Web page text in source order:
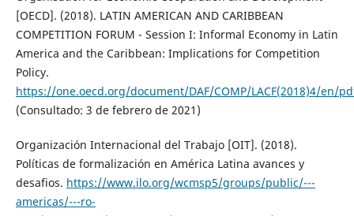
[OECD]. (2018). LATIN AMERICAN AND CARIBBEAN
COMPETITION FORUM - Session I: Informal Economy in Latin
America and the Caribbean: Implications for Competition
Policy.
https://one.oecd.org/document/DAF/COMP/LACF(2018)4/en/
(Consultado: 3 de febrero de 2021)
Organización Internacional del Trabajo [OIT]. (2018).
Políticas de formalización en América Latina avances y
desafios. https://www.ilo.org/wcmsp5/groups/public/---
americas/---ro-